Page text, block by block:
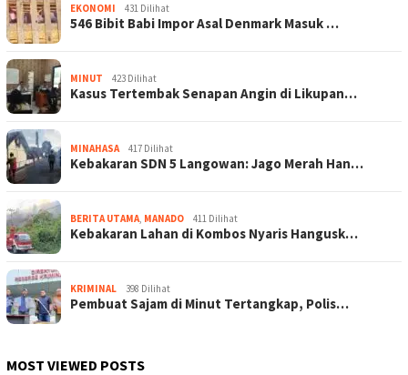
EKONOMI 431 Dilihat
546 Bibit Babi Impor Asal Denmark Masuk …
MINUT 423 Dilihat
Kasus Tertembak Senapan Angin di Likupan…
MINAHASA 417 Dilihat
Kebakaran SDN 5 Langowan: Jago Merah Han…
BERITA UTAMA, MANADO 411 Dilihat
Kebakaran Lahan di Kombos Nyaris Hangusk…
KRIMINAL 398 Dilihat
Pembuat Sajam di Minut Tertangkap, Polis…
MOST VIEWED POSTS